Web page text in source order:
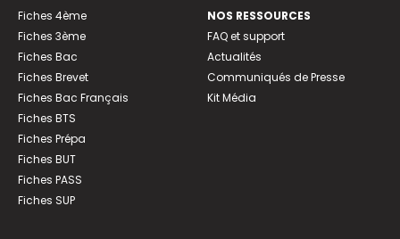
Fiches 4ème
Fiches 3ème
Fiches Bac
Fiches Brevet
Fiches Bac Français
Fiches BTS
Fiches Prépa
Fiches BUT
Fiches PASS
Fiches SUP
NOS RESSOURCES
FAQ et support
Actualités
Communiqués de Presse
Kit Média